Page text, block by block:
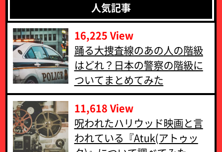
人気記事
16,225 View
‪踊る大捜査線のあの人の階級
はどれ？日本の警察の階級に
ついてまとめてみた‬
11,618 View
呪われたハリウッド映画と言
われている『Atuk(アトゥッ